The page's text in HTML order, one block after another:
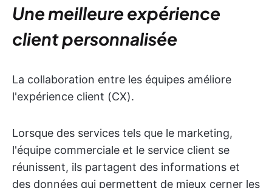
Une meilleure expérience
client personnalisée
La collaboration entre les équipes améliore
l'expérience client (CX).
Lorsque des services tels que le marketing,
l'équipe commerciale et le service client se
réunissent, ils partagent des informations et
des données qui permettent de mieux cerner les